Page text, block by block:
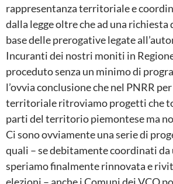
rappresentanza territoriale e
dalla legge oltre che ad una
base delle prerogative legate
Incuranti dei nostri moniti in
proceduto senza un minimo di
l’ovvia conclusione che nel PNRR
territoriale ritroviamo progetti che
parti del territorio piemontese ma
Ci sono ovviamente una serie di
quali – se debitamente coordinati da
speriamo finalmente rinnovata e